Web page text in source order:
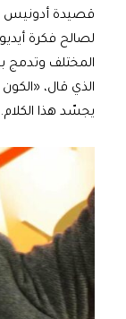
قصيدة أدونيس
لصالح فكرة
المختلف وتدمج
الذي قال،
يجسّد هذا الكلام.